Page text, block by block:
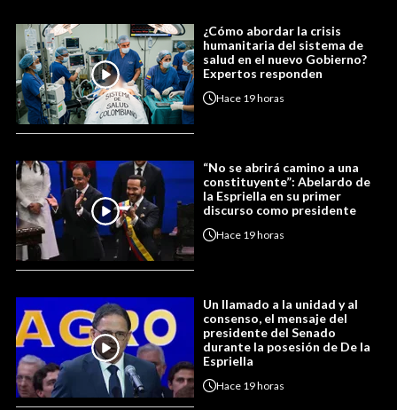
¿Cómo abordar la crisis
humanitaria del sistema de
salud en el nuevo Gobierno?
Expertos responden
Hace 19 horas
“No se abrirá camino a una
constituyente”: Abelardo de
la Espriella en su primer
discurso como presidente
Hace 19 horas
Un llamado a la unidad y al
consenso, el mensaje del
presidente del Senado
durante la posesión de De la
Espriella
Hace 19 horas